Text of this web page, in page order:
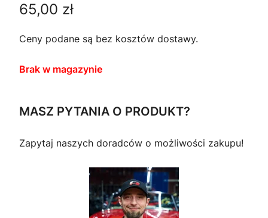
65,00 zł
Ceny podane są bez kosztów dostawy.
Brak w magazynie
MASZ PYTANIA O PRODUKT?
Zapytaj naszych doradców o możliwości zakupu!